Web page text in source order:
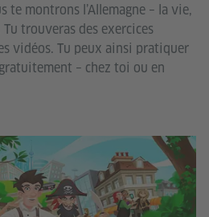
montrons l’Allemagne – la vie,
trouveras des exercices
vidéos. Tu peux ainsi pratiquer
– chez toi ou en